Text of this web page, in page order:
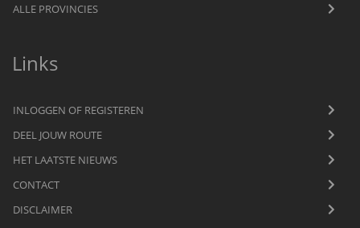
ALLE PROVINCIES
Links
INLOGGEN OF REGISTEREN
DEEL JOUW ROUTE
HET LAATSTE NIEUWS
CONTACT
DISCLAIMER